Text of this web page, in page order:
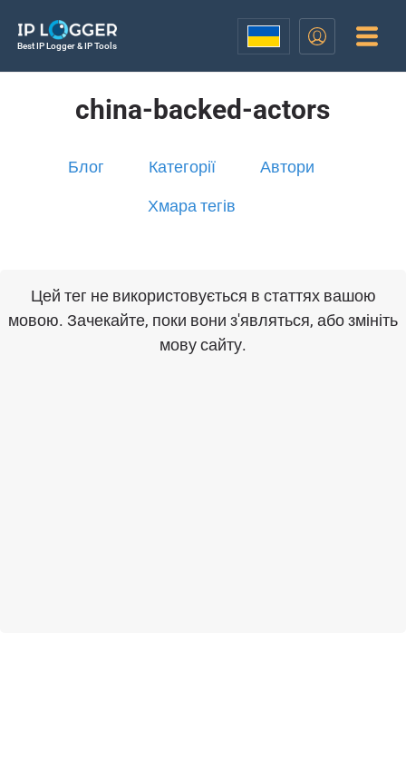
Best IP Logger & IP Tools
china-backed-actors
Блог Категорії Автори
Хмара тегів